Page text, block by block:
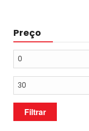
Preço
Preço
mínimo
Preço
máximo
Filtrar